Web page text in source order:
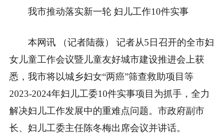
我市推动落实新一轮 妇儿工作10件实事
本网讯 （记者陆薇） 记者从5日召开的全市妇
女儿童工作会议暨儿童友好城市建设推进会上获
悉，我市将以城乡妇女“两癌”筛查救助项目等
2023-2024年妇儿工委10件实事项目为抓手，全力
解决妇儿工作发展中的重难点问题。市政府副市
长、妇儿工委主任陈冬梅出席会议并讲话。